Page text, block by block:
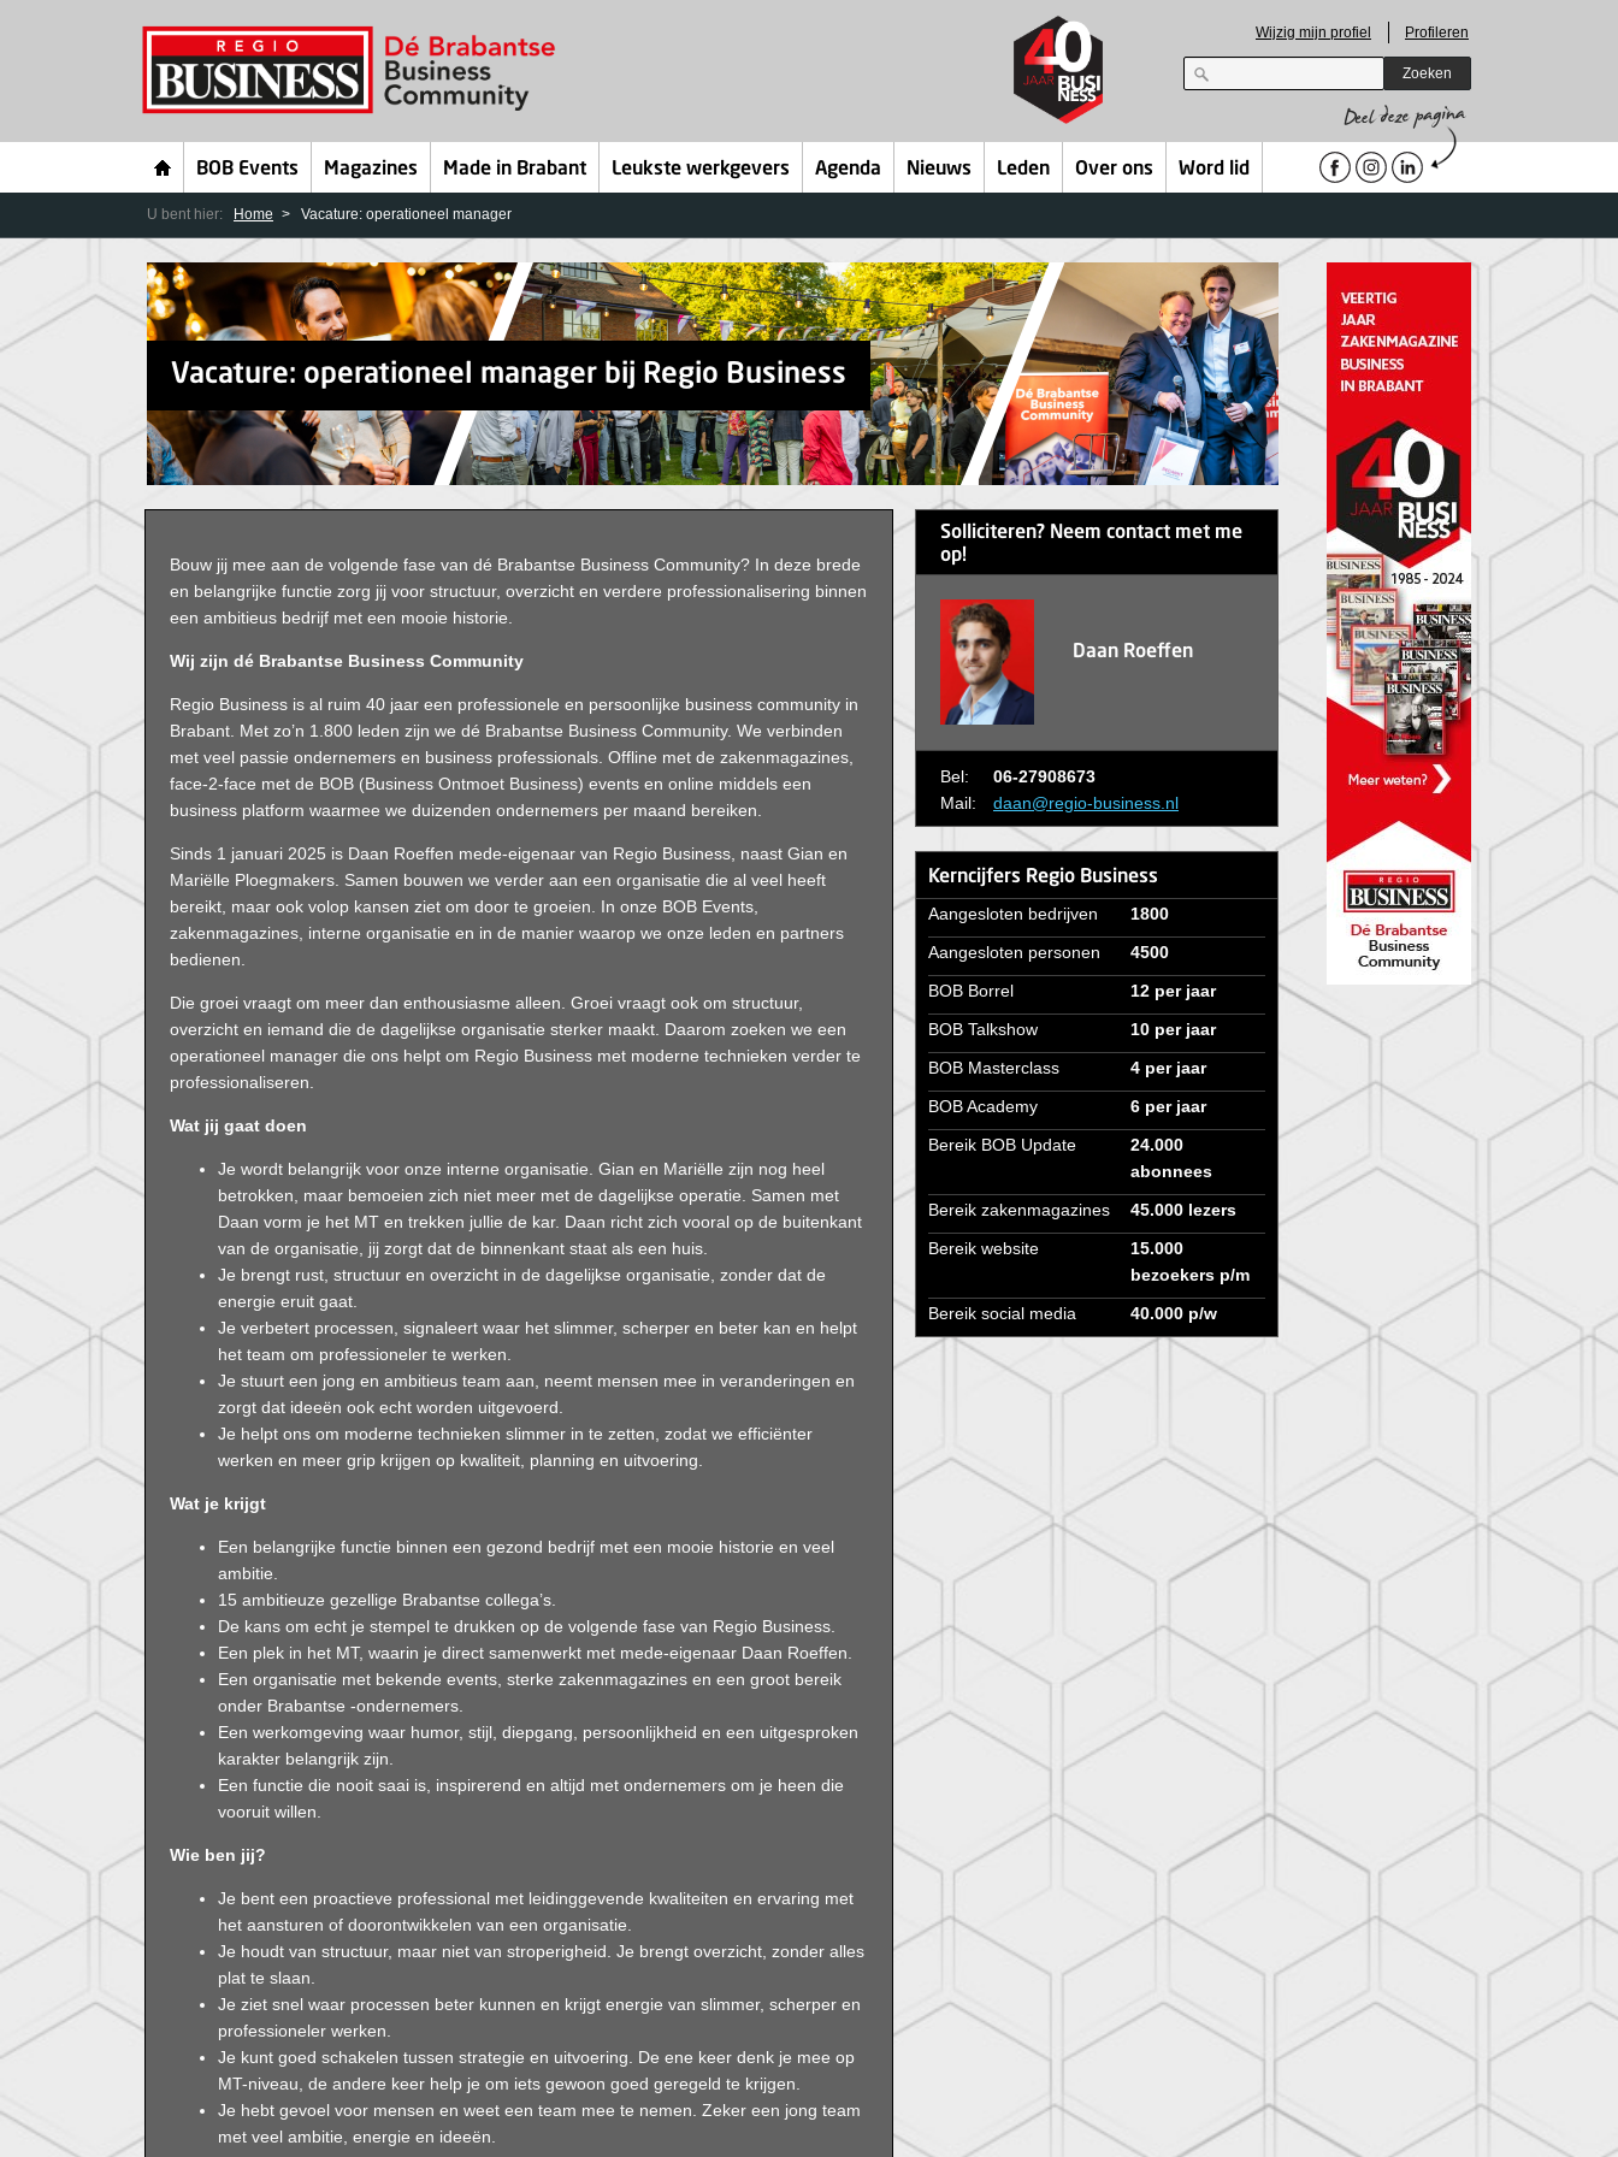
Wijzig mijn profiel Profileren
Zoeken
BOB Events Magazines Made in Brabant Leukste werkgevers Agenda Nieuws Leden Over ons Word lid
U bent hier: Home Vacature: operationeel manager
Vacature: operationeel manager bij Regio Business
Bouw jij mee aan de volgende fase van dé Brabantse Business Community? In deze brede
en belangrijke functie zorg jij voor structuur, overzicht en verdere professionalisering binnen
een ambitieus bedrijf met een mooie historie.
Wij zijn dé Brabantse Business Community
Regio Business is al ruim 40 jaar een professionele en persoonlijke business community in
Brabant. Met zo’n 1.800 leden zijn we dé Brabantse Business Community. We verbinden
met veel passie ondernemers en business professionals. Offline met de zakenmagazines,
face-2-face met de BOB (Business Ontmoet Business) events en online middels een
business platform waarmee we duizenden ondernemers per maand bereiken.
Sinds 1 januari 2025 is Daan Roeffen mede-eigenaar van Regio Business, naast Gian en
Mariëlle Ploegmakers. Samen bouwen we verder aan een organisatie die al veel heeft
bereikt, maar ook volop kansen ziet om door te groeien. In onze BOB Events,
zakenmagazines, interne organisatie en in de manier waarop we onze leden en partners
bedienen.
Die groei vraagt om meer dan enthousiasme alleen. Groei vraagt ook om structuur,
overzicht en iemand die de dagelijkse organisatie sterker maakt. Daarom zoeken we een
operationeel manager die ons helpt om Regio Business met moderne technieken verder te
professionaliseren.
Wat jij gaat doen
Je wordt belangrijk voor onze interne organisatie. Gian en Mariëlle zijn nog heel
betrokken, maar bemoeien zich niet meer met de dagelijkse operatie. Samen met
Daan vorm je het MT en trekken jullie de kar. Daan richt zich vooral op de buitenkant
van de organisatie, jij zorgt dat de binnenkant staat als een huis.
Je brengt rust, structuur en overzicht in de dagelijkse organisatie, zonder dat de
energie eruit gaat.
Je verbetert processen, signaleert waar het slimmer, scherper en beter kan en helpt
het team om professioneler te werken.
Je stuurt een jong en ambitieus team aan, neemt mensen mee in veranderingen en
zorgt dat ideeën ook echt worden uitgevoerd.
Je helpt ons om moderne technieken slimmer in te zetten, zodat we efficiënter
werken en meer grip krijgen op kwaliteit, planning en uitvoering.
Wat je krijgt
Een belangrijke functie binnen een gezond bedrijf met een mooie historie en veel
ambitie.
15 ambitieuze gezellige Brabantse collega’s.
De kans om echt je stempel te drukken op de volgende fase van Regio Business.
Een plek in het MT, waarin je direct samenwerkt met mede-eigenaar Daan Roeffen.
Een organisatie met bekende events, sterke zakenmagazines en een groot bereik
onder Brabantse -ondernemers.
Een werkomgeving waar humor, stijl, diepgang, persoonlijkheid en een uitgesproken
karakter belangrijk zijn.
Een functie die nooit saai is, inspirerend en altijd met ondernemers om je heen die
vooruit willen.
Wie ben jij?
Je bent een proactieve professional met leidinggevende kwaliteiten en ervaring met
het aansturen of doorontwikkelen van een organisatie.
Je houdt van structuur, maar niet van stroperigheid. Je brengt overzicht, zonder alles
plat te slaan.
Je ziet snel waar processen beter kunnen en krijgt energie van slimmer, scherper en
professioneler werken.
Je kunt goed schakelen tussen strategie en uitvoering. De ene keer denk je mee op
MT-niveau, de andere keer help je om iets gewoon goed geregeld te krijgen.
Je hebt gevoel voor mensen en weet een team mee te nemen. Zeker een jong team
met veel ambitie, energie en ideeën.
Solliciteren? Neem contact met me
op!
Daan Roeffen
Bel:
06-27908673
Mail:
daan@regio-business.nl
Kerncijfers Regio Business
Aangesloten bedrijven
1800
Aangesloten personen
4500
BOB Borrel
12 per jaar
BOB Talkshow
10 per jaar
BOB Masterclass
4 per jaar
BOB Academy
6 per jaar
Bereik BOB Update
24.000
abonnees
Bereik zakenmagazines
45.000 lezers
Bereik website
15.000
bezoekers p/m
Bereik social media
40.000 p/w